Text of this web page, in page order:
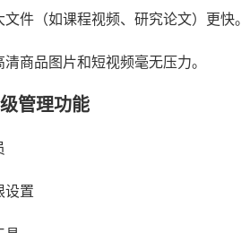
件（如课程视频、研究论文）更快。
商品图片和短视频毫无压力。
管理功能
设置